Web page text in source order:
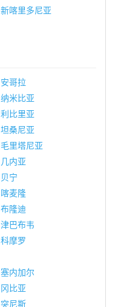
新喀里多尼亚
安哥拉
纳米比亚
利比里亚
坦桑尼亚
毛里塔尼亚
几内亚
贝宁
喀麦隆
布隆迪
津巴布韦
科摩罗
塞内加尔
冈比亚
突尼斯